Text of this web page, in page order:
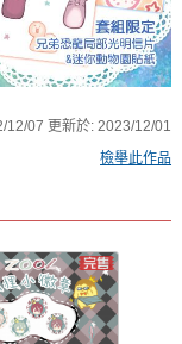
12/07 更新於:2023/12/01
檢舉此作品